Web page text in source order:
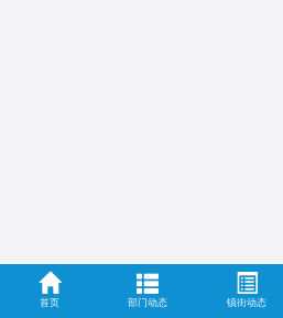
首页 部门动态 镇街动态